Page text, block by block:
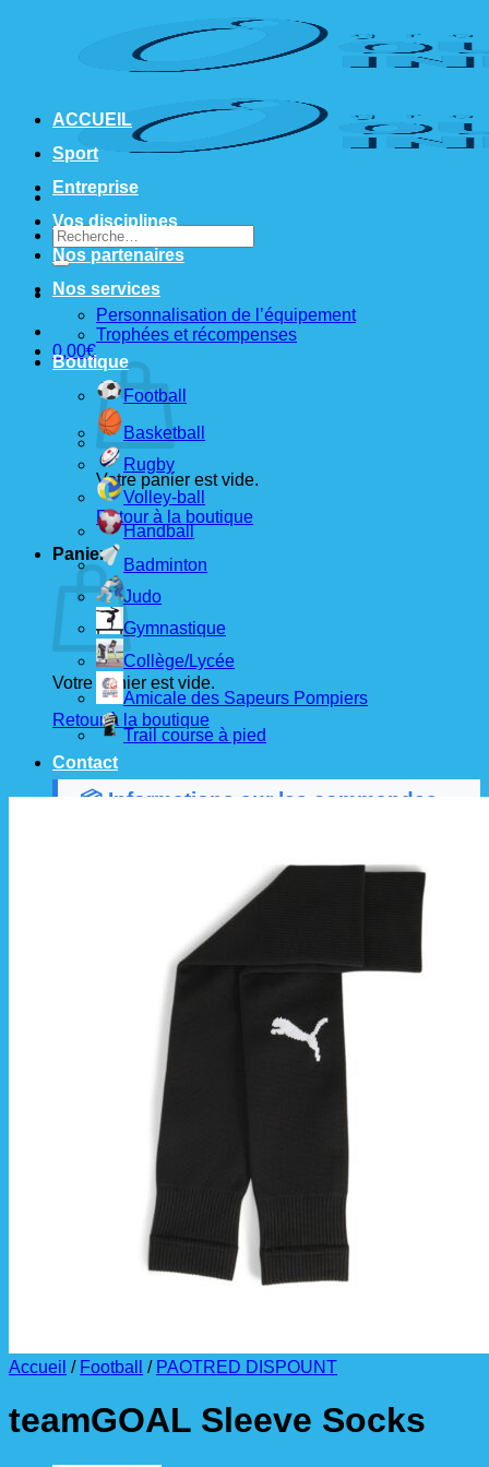
Recherche
pour :
0,00€
Votre panier est vide.
Retour à la boutique
Panier
Votre panier est vide.
Retour à la boutique
📦 Informations sur les commandes
auprès de nos fournisseurs.
À partir de ces dates, le
délai de livraison est
d'environ 3 semaines
La livraison est effectuée directement au club
La commande est à récupérer auprès du
référent des équipements du club
ACCUEIL
Sport
Entreprise
Vos disciplines
Nos partenaires
Nos services
Personnalisation de l’équipement
Trophées et récompenses
Boutique
Football
Basketball
Rugby
Volley-ball
Handball
Badminton
Judo
Gymnastique
Collège/Lycée
Amicale des Sapeurs Pompiers
Trail course à pied
Contact
Accueil / Football / PAOTRED DISPOUNT
teamGOAL Sleeve Socks